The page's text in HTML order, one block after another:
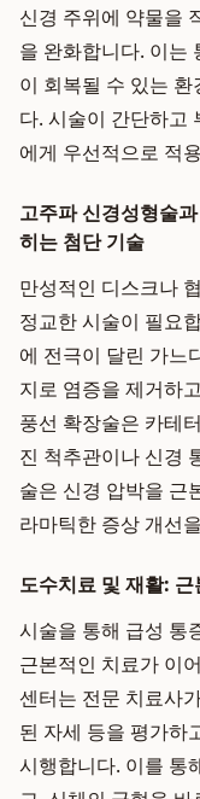
신경 주위에 약물을
을 완화합니다. 이는
이 회복될 수 있는
다. 시술이 간단하고
에게 우선적으로 적
고주파 신경성형술
히는 첨단 기술
만성적인 디스크나
정교한 시술이 필요
에 전극이 달린 가느
지로 염증을 제거하
풍선 확장술은 카테
진 척추관이나 신경
술은 신경 압박을 근
라마틱한 증상 개선
도수치료 및 재활:
시술을 통해 급성 통
근본적인 치료가 이
센터는 전문 치료사
된 자세 등을 평가하
시행합니다. 이를 통